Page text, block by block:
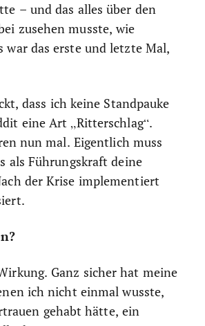
– und das alles über den
zusehen musste, wie
war das erste und letzte Mal,
dass ich keine Standpauke
eine Art „Ritterschlag“.
nun mal. Eigentlich muss
als Führungskraft deine
der Krise implementiert
Ganz sicher hat meine
ich nicht einmal wusste,
gehabt hätte, ein